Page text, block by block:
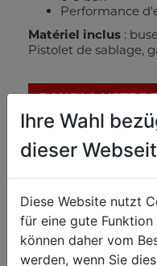
Performance
Matériel inclus :
Pistolet de sablage,
DANS LA LISTE
FICHE
Ihre Wahl
dieser
Diese Website nutzt
für eine gute
können daher vom
werden, wenn Sie